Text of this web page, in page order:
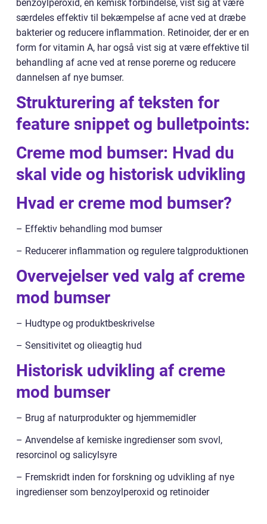
benzoylperoxid, en kemisk forbindelse, vist sig at være
særdeles effektiv til bekæmpelse af acne ved at dræbe
bakterier og reducere inflammation. Retinoider, der er en
form for vitamin A, har også vist sig at være effektive til
behandling af acne ved at rense porerne og reducere
dannelsen af nye bumser.
Strukturering af teksten for
feature snippet og bulletpoints:
Creme mod bumser: Hvad du
skal vide og historisk udvikling
Hvad er creme mod bumser?
– Effektiv behandling mod bumser
– Reducerer inflammation og regulere talgproduktionen
Overvejelser ved valg af creme
mod bumser
– Hudtype og produktbeskrivelse
– Sensitivitet og olieagtig hud
Historisk udvikling af creme
mod bumser
– Brug af naturprodukter og hjemmemidler
– Anvendelse af kemiske ingredienser som svovl,
resorcinol og salicylsyre
– Fremskridt inden for forskning og udvikling af nye
ingredienser som benzoylperoxid og retinoider